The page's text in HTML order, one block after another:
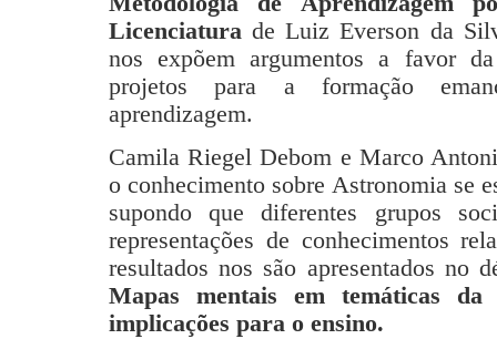
Licenciatura de Luiz Everson da
nos expõem argumentos a favor
projetos para a formação
aprendizagem.
Camila Riegel Debom e Marco
o conhecimento sobre Astronomia se
supondo que diferentes grupos
representações de conhecimentos
resultados nos são apresentados no
Mapas mentais em temáticas da
implicações para o ensino.